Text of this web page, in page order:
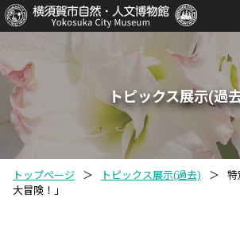
トピックス展示(過
トップページ ＞ トピックス展示(過去) ＞
特
大冒険！」